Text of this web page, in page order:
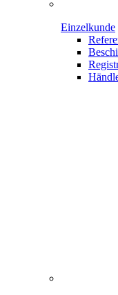
Einzelkunde